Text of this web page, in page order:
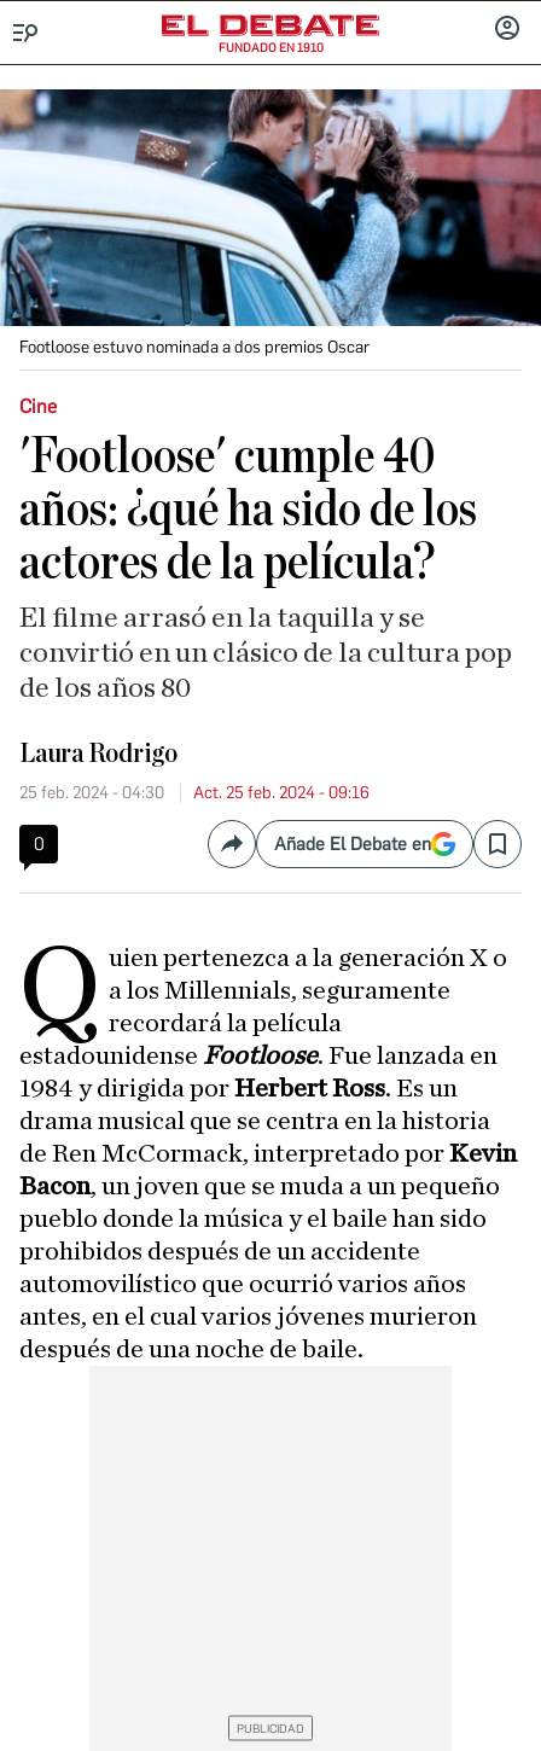
FUNDADO EN 1910
Footloose estuvo nominada a dos premios Oscar
Cine
'Footloose' cumple 40
años: ¿qué ha sido de los
actores de la película?
El filme arrasó en la taquilla y se
convirtió en un clásico de la cultura pop
de los años 80
Laura Rodrigo
25 feb. 2024 - 04:30 Act. 25 feb. 2024 - 09:16
0 CompartirAñade El Debate en Save
Q uien pertenezca a la generación X o
a los Millennials, seguramente
recordará la película
estadounidense Footloose. Fue lanzada en
1984 y dirigida porHerbert Ross. Es un
drama musical que se centra en la historia
de Ren McCormack, interpretado porKevin
Bacon, un joven que se muda a un pequeño
pueblo donde la música y el baile han sido
prohibidos después de un accidente
automovilístico que ocurrió varios años
antes, en el cual varios jóvenes murieron
después de una noche de baile.